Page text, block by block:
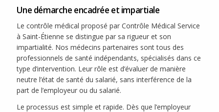
Une démarche encadrée et impartiale
Le contrôle médical proposé par Contrôle Médical Service
à Saint-Étienne se distingue par sa rigueur et son
impartialité. Nos médecins partenaires sont tous des
professionnels de santé indépendants, spécialisés dans ce
type d’intervention. Leur rôle est d’évaluer de manière
neutre l’état de santé du salarié, sans interférence de la
part de l’employeur ou du salarié.
Le processus est simple et rapide. Dès que l’employeur